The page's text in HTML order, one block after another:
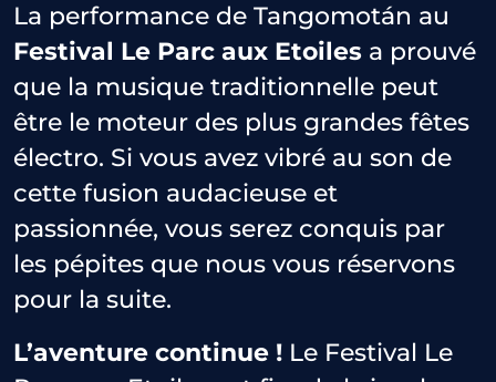
La performance de Tangomotán au
Festival Le Parc aux Etoiles a prouvé
que la musique traditionnelle peut
être le moteur des plus grandes fêtes
électro. Si vous avez vibré au son de
cette fusion audacieuse et
passionnée, vous serez conquis par
les pépites que nous vous réservons
pour la suite.
L’aventure continue ! Le Festival Le